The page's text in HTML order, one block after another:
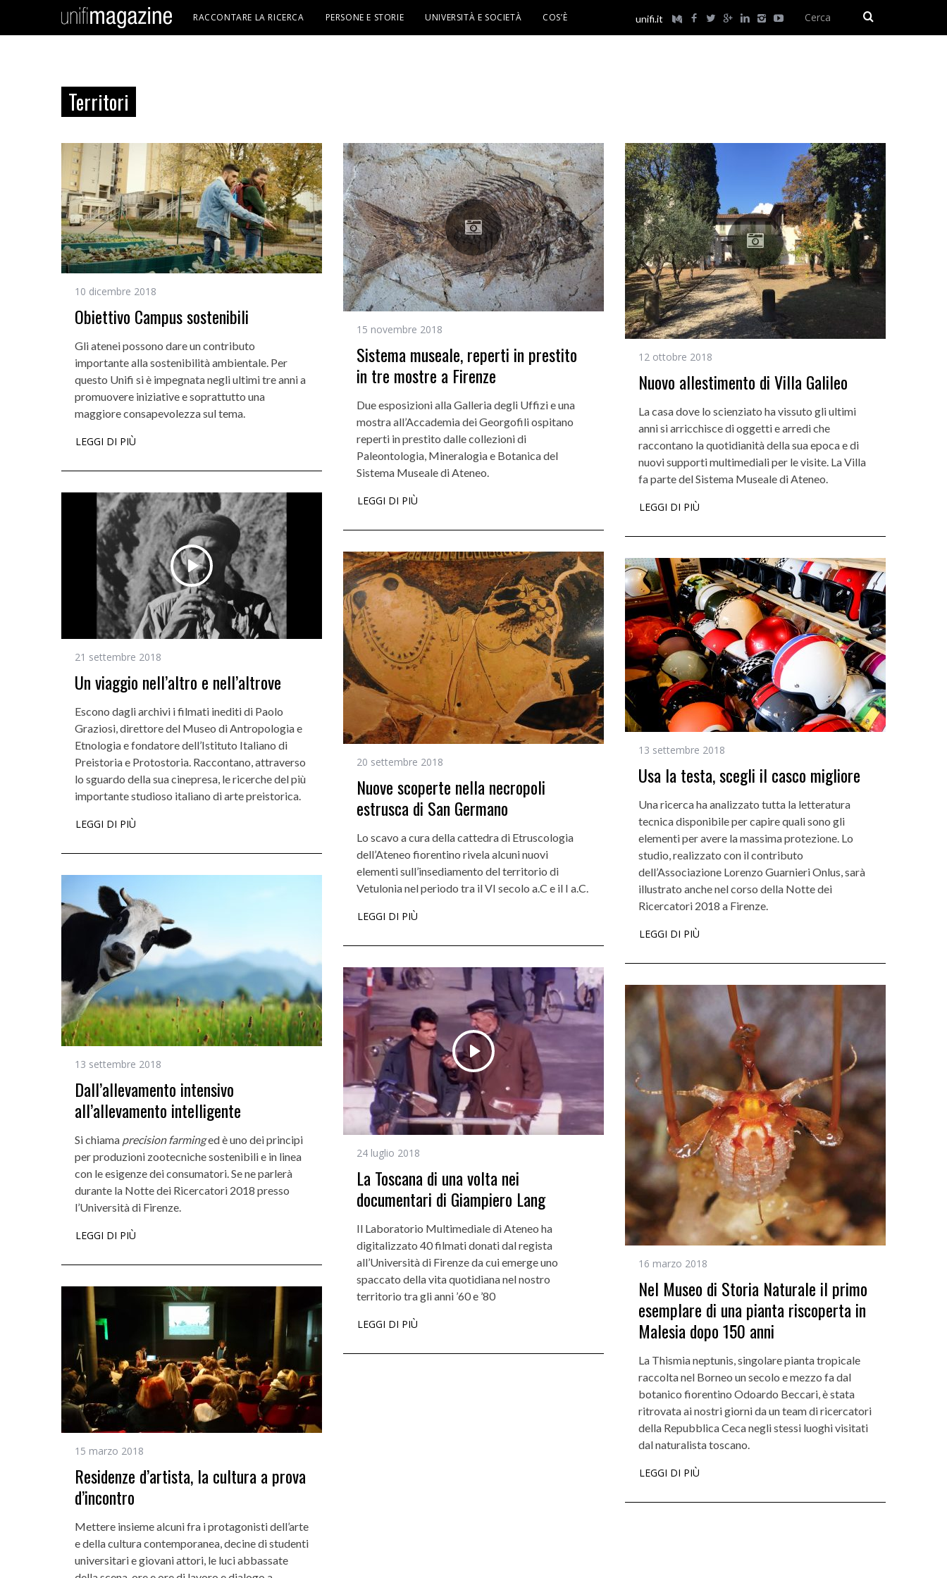
unifi.it
RACCONTARE LA RICERCA PERSONE E STORIE UNIVERSITÀ E SOCIETÀ COS’È
Territori
10 dicembre 2018
Obiettivo Campus sostenibili
Gli atenei possono dare un contributo
importante alla sostenibilità ambientale. Per
questo Unifi si è impegnata negli ultimi tre anni a
promuovere iniziative e soprattutto una
maggiore consapevolezza sul tema.
LEGGI DI PIÙ
15 novembre 2018
Sistema museale, reperti in prestito
in tre mostre a Firenze
Due esposizioni alla Galleria degli Uffizi e una
mostra all’Accademia dei Georgofili ospitano
reperti in prestito dalle collezioni di
Paleontologia, Mineralogia e Botanica del
Sistema Museale di Ateneo.
LEGGI DI PIÙ
12 ottobre 2018
Nuovo allestimento di Villa Galileo
La casa dove lo scienziato ha vissuto gli ultimi
anni si arricchisce di oggetti e arredi che
raccontano la quotidianità della sua epoca e di
nuovi supporti multimediali per le visite. La Villa
fa parte del Sistema Museale di Ateneo.
LEGGI DI PIÙ
21 settembre 2018
Un viaggio nell’altro e nell’altrove
Escono dagli archivi i filmati inediti di Paolo
Graziosi, direttore del Museo di Antropologia e
Etnologia e fondatore dell’Istituto Italiano di
Preistoria e Protostoria. Raccontano, attraverso
lo sguardo della sua cinepresa, le ricerche del più
importante studioso italiano di arte preistorica.
LEGGI DI PIÙ
20 settembre 2018
Nuove scoperte nella necropoli
estrusca di San Germano
Lo scavo a cura della cattedra di Etruscologia
dell’Ateneo fiorentino rivela alcuni nuovi
elementi sull’insediamento del territorio di
Vetulonia nel periodo tra il VI secolo a.C e il I a.C.
LEGGI DI PIÙ
13 settembre 2018
Usa la testa, scegli il casco migliore
Una ricerca ha analizzato tutta la letteratura
tecnica disponibile per capire quali sono gli
elementi per avere la massima protezione. Lo
studio, realizzato con il contributo
dell’Associazione Lorenzo Guarnieri Onlus, sarà
illustrato anche nel corso della Notte dei
Ricercatori 2018 a Firenze.
LEGGI DI PIÙ
13 settembre 2018
Dall’allevamento intensivo
all’allevamento intelligente
Si chiama precision farminged è uno dei principi
per produzioni zootecniche sostenibili e in linea
con le esigenze dei consumatori. Se ne parlerà
durante la Notte dei Ricercatori 2018 presso
l’Università di Firenze.
LEGGI DI PIÙ
24 luglio 2018
La Toscana di una volta nei
documentari di Giampiero Lang
Il Laboratorio Multimediale di Ateneo ha
digitalizzato 40 filmati donati dal regista
all’Università di Firenze da cui emerge uno
spaccato della vita quotidiana nel nostro
territorio tra gli anni ’60 e ’80
LEGGI DI PIÙ
16 marzo 2018
Nel Museo di Storia Naturale il primo
esemplare di una pianta riscoperta in
Malesia dopo 150 anni
La Thismia neptunis, singolare pianta tropicale
raccolta nel Borneo un secolo e mezzo fa dal
botanico fiorentino Odoardo Beccari, è stata
ritrovata ai nostri giorni da un team di ricercatori
della Repubblica Ceca negli stessi luoghi visitati
dal naturalista toscano.
LEGGI DI PIÙ
15 marzo 2018
Residenze d’artista, la cultura a prova
d’incontro
Mettere insieme alcuni fra i protagonisti dell’arte
e della cultura contemporanea, decine di studenti
universitari e giovani attori, le luci abbassate